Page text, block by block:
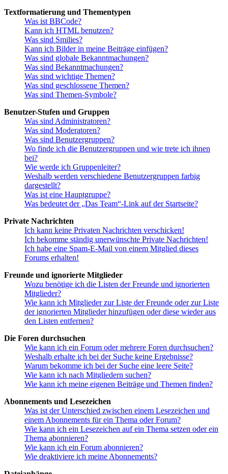
Textformatierung und Thementypen
Was ist BBCode?
Kann ich HTML benutzen?
Was sind Smilies?
Kann ich Bilder in meine Beiträge einfügen?
Was sind globale Bekanntmachungen?
Was sind Bekanntmachungen?
Was sind wichtige Themen?
Was sind geschlossene Themen?
Was sind Themen-Symbole?
Benutzer-Stufen und Gruppen
Was sind Administratoren?
Was sind Moderatoren?
Was sind Benutzergruppen?
Wo finde ich die Benutzergruppen und wie trete ich ihnen
bei?
Wie werde ich Gruppenleiter?
Weshalb werden verschiedene Benutzergruppen farbig
dargestellt?
Was ist eine Hauptgruppe?
Was bedeutet der „Das Team“-Link auf der Startseite?
Private Nachrichten
Ich kann keine Privaten Nachrichten verschicken!
Ich bekomme ständig unerwünschte Private Nachrichten!
Ich habe eine Spam-E-Mail von einem Mitglied dieses
Forums erhalten!
Freunde und ignorierte Mitglieder
Wozu benötige ich die Listen der Freunde und ignorierten
Mitglieder?
Wie kann ich Mitglieder zur Liste der Freunde oder zur Liste
der ignorierten Mitglieder hinzufügen oder diese wieder aus
den Listen entfernen?
Die Foren durchsuchen
Wie kann ich ein Forum oder mehrere Foren durchsuchen?
Weshalb erhalte ich bei der Suche keine Ergebnisse?
Warum bekomme ich bei der Suche eine leere Seite?
Wie kann ich nach Mitgliedern suchen?
Wie kann ich meine eigenen Beiträge und Themen finden?
Abonnements und Lesezeichen
Was ist der Unterschied zwischen einem Lesezeichen und
einem Abonnements für ein Thema oder Forum?
Wie kann ich ein Lesezeichen auf ein Thema setzen oder ein
Thema abonnieren?
Wie kann ich ein Forum abonnieren?
Wie deaktiviere ich meine Abonnements?